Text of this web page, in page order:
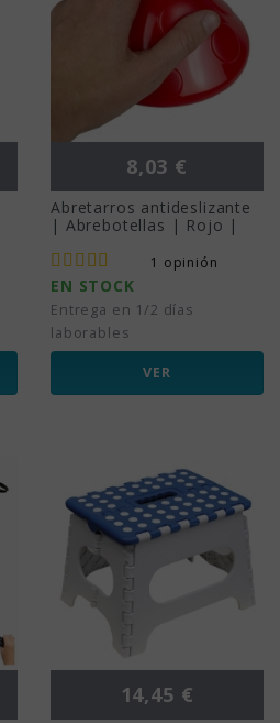
Precio
8,03 €
Abretarros antideslizante
| Abrebotellas | Rojo |
1 opinión
EN STOCK
Entrega en 1/2 días
laborables
VER
Precio
14,45 €